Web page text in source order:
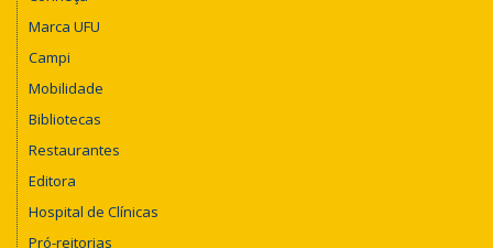
Marca UFU
Campi
Mobilidade
Bibliotecas
Restaurantes
Editora
Hospital de Clínicas
Pró-reitorias